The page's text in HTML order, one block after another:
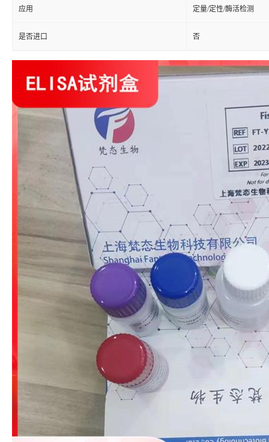
应用 定量/定性/酶活检测
是否进口 否